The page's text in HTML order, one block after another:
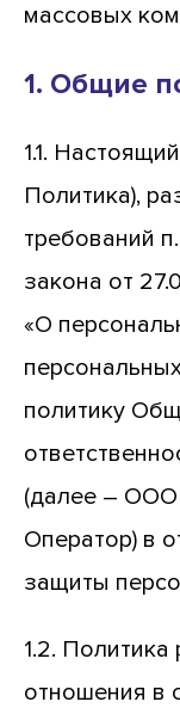
массовых
1. Общие
1.1.
Политика),
требований
закона от
«О
политику
(далее – ООО
Оператор) в
защиты
1.2. Политика
отношения в